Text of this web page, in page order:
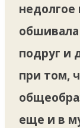
недолгое
обшивала
подруг и
при том,
еще и в